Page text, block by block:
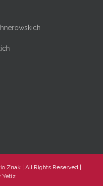
Znak | All Rights Reserved |
Yetiz